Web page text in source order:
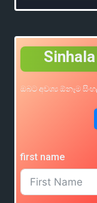
ඔබට අවශ්‍ය ඕනෑම
first name